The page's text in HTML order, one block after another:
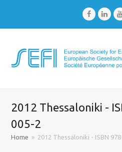
Facebook
2012 Thessaloniki -
005-2
Home » 2012 Thessaloniki - ISBN